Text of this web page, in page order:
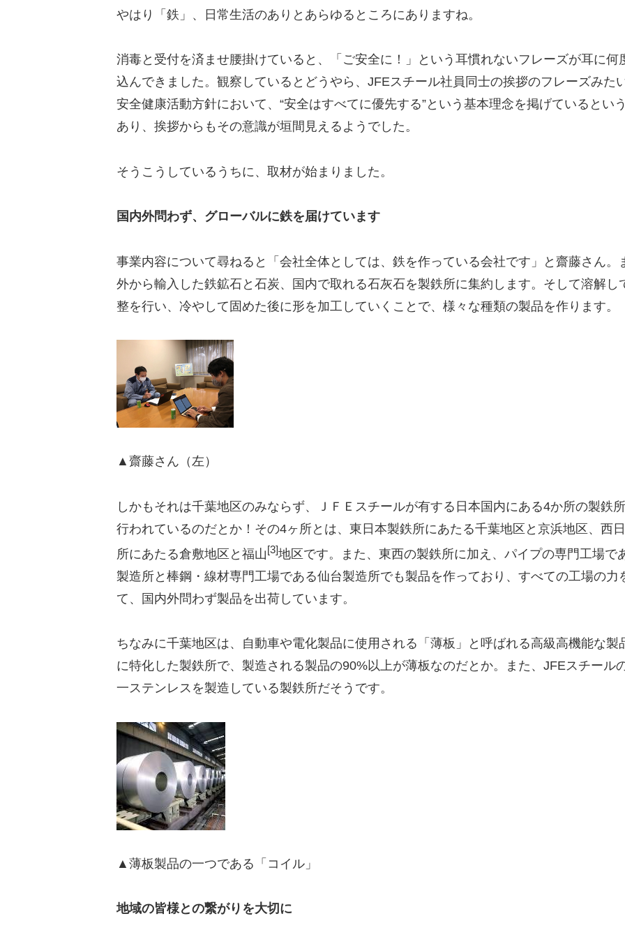
やはり「鉄」、日常生活のありとあらゆるところにありますね。
消毒と受付を済ませ腰掛けていると、「ご安全に！」という耳慣れないフレーズが耳に何
込んできました。観察しているとどうやら、JFEスチール社員同士の挨拶のフレーズみた
安全健康活動方針において、“安全はすべてに優先する”という基本理念を掲げているとい
あり、挨拶からもその意識が垣間見えるようでした。
そうこうしているうちに、取材が始まりました。
国内外問わず、グローバルに鉄を届けています
事業内容について尋ねると「会社全体としては、鉄を作っている会社です」と齋藤さん。
外から輸入した鉄鉱石と石炭、国内で取れる石灰石を製鉄所に集約します。そして溶解し
整を行い、冷やして固めた後に形を加工していくことで、様々な種類の製品を作ります。
▲齋藤さん（左）
しかもそれは千葉地区のみならず、ＪＦＥスチールが有する日本国内にある4か所の製鉄
行われているのだとか！その4ヶ所とは、東日本製鉄所にあたる千葉地区と京浜地区、西
所にあたる倉敷地区と福山[3]地区です。また、東西の製鉄所に加え、パイプの専門工場で
製造所と棒鋼・線材専門工場である仙台製造所でも製品を作っており、すべての工場の力
て、国内外問わず製品を出荷しています。
ちなみに千葉地区は、自動車や電化製品に使用される「薄板」と呼ばれる高級高機能な製
に特化した製鉄所で、製造される製品の90%以上が薄板なのだとか。また、JFEスチール
一ステンレスを製造している製鉄所だそうです。
▲薄板製品の一つである「コイル」
地域の皆様との繋がりを大切に